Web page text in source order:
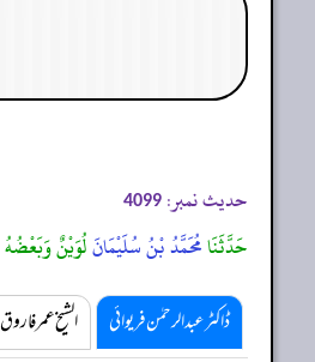
حدیث نمبر: 4099
حَدَّثَنَامُحَمَّدُ بْنُ سُلَيْمَانَلُوَيْنٌ
ڈاکٹر عبدالرحمٰن فریوائی الشیخ عمر